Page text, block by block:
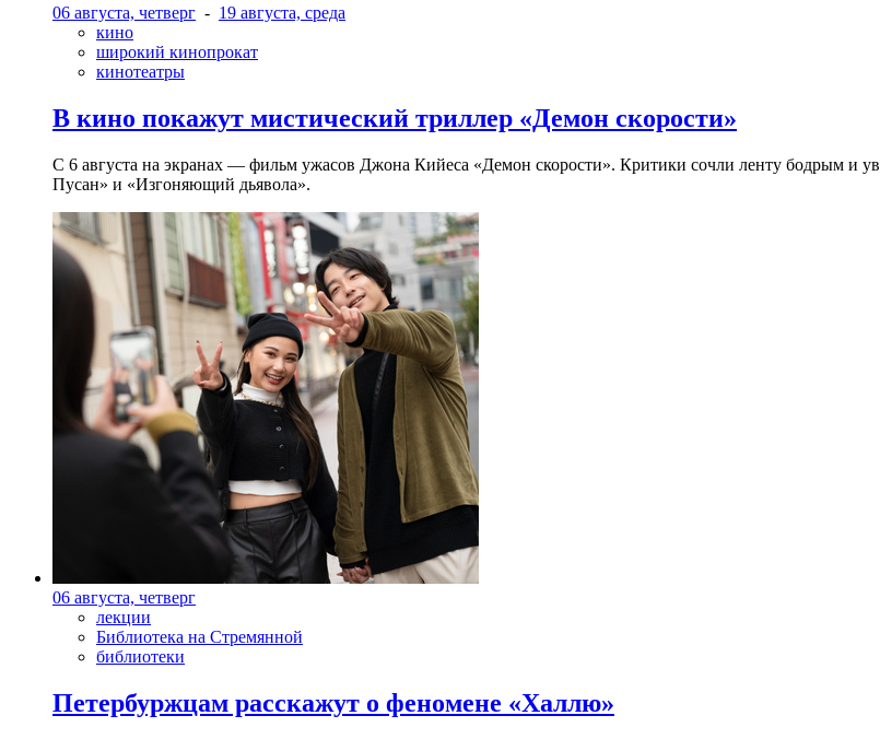
06 августа, четверг - 19 августа, среда
кино
широкий кинопрокат
кинотеатры
В кино покажут мистический триллер «Демон скорости»
С 6 августа на экранах — фильм ужасов Джона Кийеса «Демон скорости». Критики сочли ленту бодрым и
Пусан» и «Изгоняющий дьявола».
06 августа, четверг
лекции
Библиотека на Стремянной
библиотеки
Петербуржцам расскажут о феномене «Халлю»